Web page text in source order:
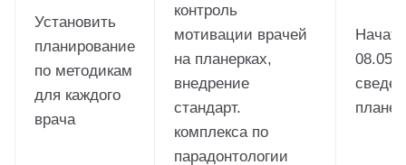
Установить
планирование
по методикам
для каждого
врача
контроль
мотивации врачей
на планерках,
внедрение
стандарт.
комплекса по
парадонтологии